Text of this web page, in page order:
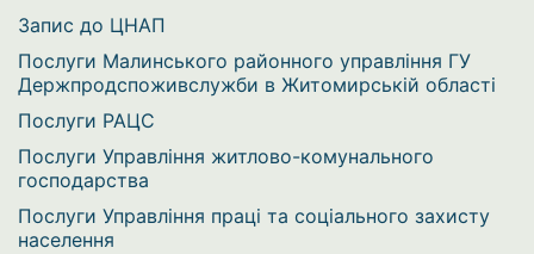
Запис до ЦНАП
Послуги Малинського районного управління ГУ
Держпродспоживслужби в Житомирській області
Послуги РАЦС
Послуги Управління житлово-комунального
господарства
Послуги Управління праці та соціального захисту
населення